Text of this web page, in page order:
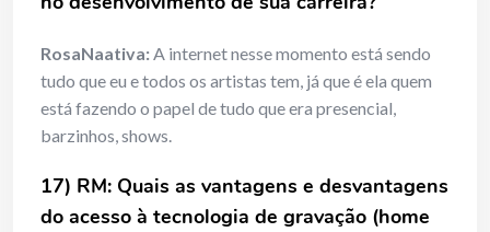
RosaNaativa:A internet nesse momento está sendo
tudo que eu e todos os artistas tem, já que é ela quem
está fazendo o papel de tudo que era presencial,
barzinhos, shows.
17) RM: Quais as vantagens e desvantagens
do acesso à tecnologia de gravação (home